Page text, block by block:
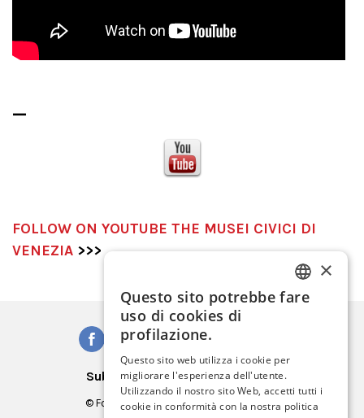
_
FOLLOW ON YOUTUBE THE MUSEI CIVICI DI
VENEZIA >>>
Subscribe to our Newsletter
© Fondazione Musei Civici di Venezia
ITALIAN
GERMAN
FRENCH
×
Questo sito potrebbe fare
uso di cookies di
profilazione.
Questo sito web utilizza i cookie per
migliorare l'esperienza dell'utente.
Utilizzando il nostro sito Web, accetti tutti i
cookie in conformità con la nostra politica